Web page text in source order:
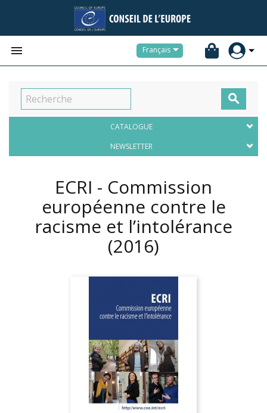
 Français

CATALOGUE
NEWSLETTER
ECRI - Commission
européenne contre le
racisme et l’intolérance
(2016)